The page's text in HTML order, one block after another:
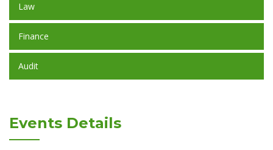
Law
Finance
Audit
Events Details